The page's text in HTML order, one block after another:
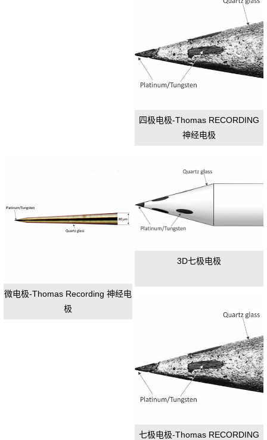
四极电极-Thomas RECORDING
神经电极
微电极-Thomas Recording 神经电
极
3D七极电极
七极电极-Thomas RECORDING